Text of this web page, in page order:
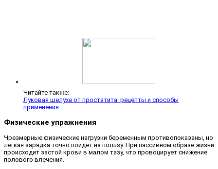
Читайте также:
Луковая шелуха от простатита: рецепты и способы
применения
Физические упражнения
Чрезмерные физические нагрузки беременным противопоказаны, но
легкая зарядка точно пойдет на пользу. При пассивном образе жизни
происходит застой крови в малом тазу, что провоцирует снижение
полового влечения.